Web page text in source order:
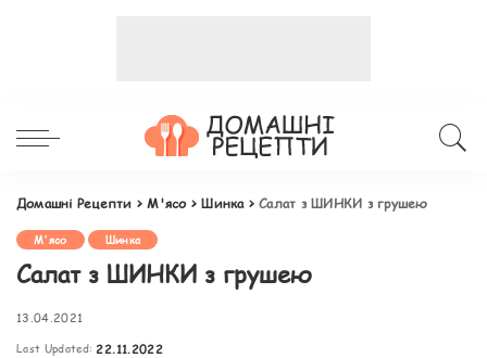
Домашні Рецепти >М'ясо>Шинка>Салат з ШИНКИ з грушею
М'ясо Шинка
Салат з ШИНКИ з грушею
13.04.2021
Last Updated: 22.11.2022